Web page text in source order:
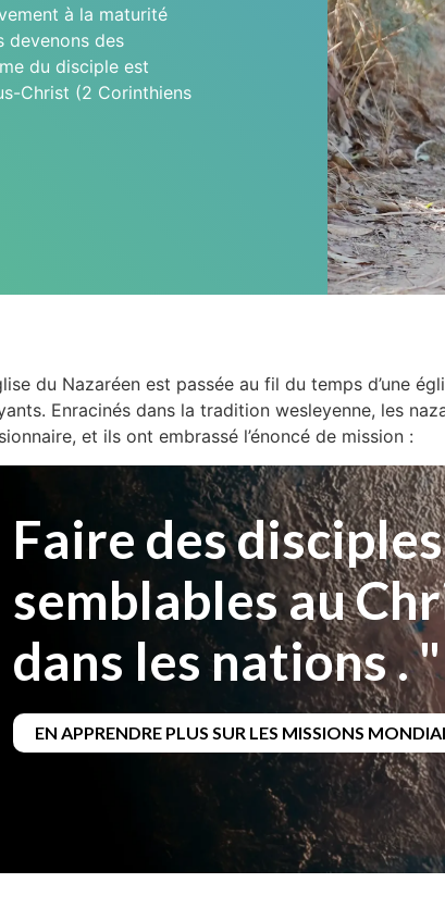
à la maturité
devenons des
du disciple est
Christ (2 Corinthiens
du Nazaréen est passée au fil du temps d’une
Enracinés dans la tradition wesleyenne, les
et ils ont embrassé l’énoncé de mission :
Faire des disciples
semblables au
dans les nations . "
EN APPRENDRE PLUS SUR LES MISSIONS